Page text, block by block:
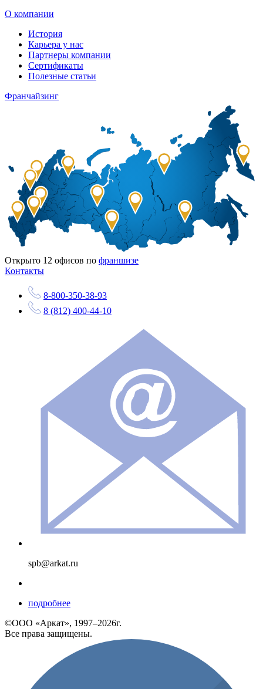
О компании
История
Карьера у нас
Партнеры компании
Сертификаты
Полезные статьи
Франчайзинг
Открыто 12 офисов по франшизе
Контакты
8-800-350-38-93
8 (812) 400-44-10
spb@arkat.ru
подробнее
©ООО «Аркат», 1997–2026г.
Все права защищены.